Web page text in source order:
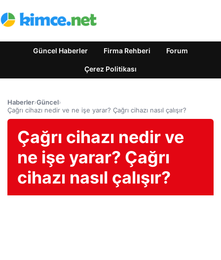
Güncel Haberler Firma Rehberi Forum
Çerez Politikası
Haberler›Güncel›
Çağrı cihazı nedir ve ne işe yarar? Çağrı cihazı nasıl çalışır?
Çağrı cihazı nedir ve
ne işe yarar? Çağrı
cihazı nasıl çalışır?